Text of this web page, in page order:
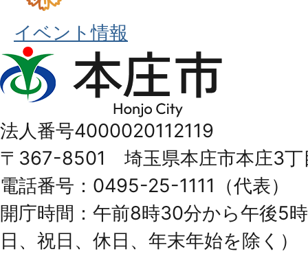
イベント情報
本
庄
Honjo
City
法人番号4000020112119
〒367-8501 埼玉県本庄市本庄3丁
電話番号：0495-25-1111（代表）
開庁時間：午前8時30分から午後5
日、祝日、休日、年末年始を除く）